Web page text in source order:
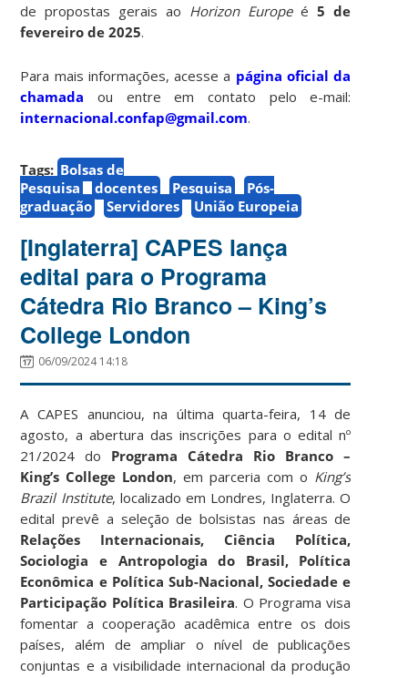
de propostas gerais ao Horizon Europeé5 de
fevereiro de 2025.
Para mais informações, acesse a página oficial da
chamada ou entre em contato pelo e-mail:
internacional.confap@gmail.com.
Tags: Bolsas de
Pesquisa
docentes Pesquisa
Pós-
graduação
Servidores União Europeia
[Inglaterra] CAPES lança
edital para o Programa
Cátedra Rio Branco – King’s
College London
06/09/2024 14:18
A CAPES anunciou, na última quarta-feira, 14 de
agosto, a abertura das inscrições para o edital nº
21/2024 do Programa Cátedra Rio Branco –
King’s College London, em parceria com o King’s
Brazil Institute, localizado em Londres, Inglaterra. O
edital prevê a seleção de bolsistas nas áreas de
Relações Internacionais, Ciência Política,
Sociologia e Antropologia do Brasil, Política
Econômica e Política Sub-Nacional, Sociedade e
Participação Política Brasileira. O Programa visa
fomentar a cooperação acadêmica entre os dois
países, além de ampliar o nível de publicações
conjuntas e a visibilidade internacional da produção